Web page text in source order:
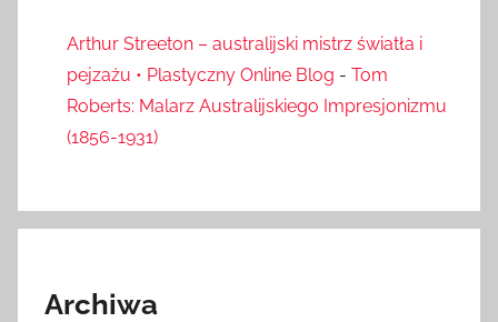
Arthur Streeton – australijski mistrz światła i
pejzażu • Plastyczny Online Blog - Tom
Roberts: Malarz Australijskiego Impresjonizmu
(1856-1931)
Archiwa